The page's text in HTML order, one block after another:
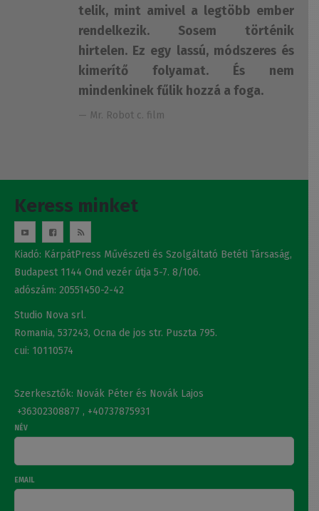
telik, mint amivel a legtöbb ember
rendelkezik. Sosem történik
hirtelen. Ez egy lassú, módszeres és
kimerítő folyamat. És nem
mindenkinek fűlik hozzá a foga.
— Mr. Robot c. film
Keress minket
Kiadó: KárpátPress Művészeti és Szolgáltató Betéti Társaság,
Budapest 1144 Ond vezér útja 5-7. 8/106.
adószám: 20551450-2-42
Studio Nova srl.
Romania, 537243, Ocna de jos str. Puszta 795.
cui: 10110574
Szerkesztők: Novák Péter és Novák Lajos
+36302308877 , +40737875931
NÉV
EMAIL